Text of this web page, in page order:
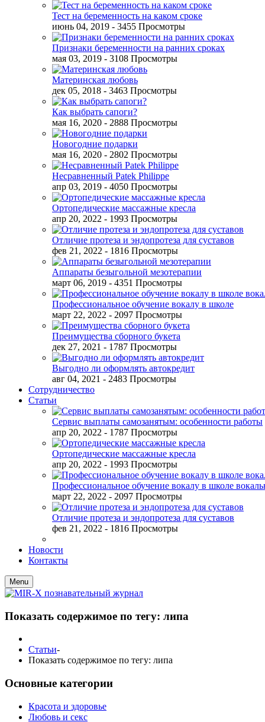
Тест на беременность на каком сроке
июнь 04, 2019 - 3455 Просмотры
Признаки беременности на ранних сроках
мая 03, 2019 - 3108 Просмотры
Материнская любовь
дек 05, 2018 - 3463 Просмотры
Как выбрать сапоги?
мая 16, 2020 - 2888 Просмотры
Новогодние подарки
мая 16, 2020 - 2802 Просмотры
Несравненный Patek Philippe
апр 03, 2019 - 4050 Просмотры
Ортопедические массажные кресла
апр 20, 2022 - 1993 Просмотры
Отличие протеза и эндопротеза для суставов
фев 21, 2022 - 1816 Просмотры
Аппараты безыгольной мезотерапии
март 06, 2019 - 4351 Просмотры
Профессиональное обучение вокалу в школе
март 22, 2022 - 2097 Просмотры
Преимущества сборного букета
дек 27, 2021 - 1787 Просмотры
Выгодно ли оформлять автокредит
авг 04, 2021 - 2483 Просмотры
Сотрудничество
Статьи
Сервис выплаты самозанятым: особенности работы
апр 20, 2022 - 1787 Просмотры
Ортопедические массажные кресла
апр 20, 2022 - 1993 Просмотры
Профессиональное обучение вокалу в школе
март 22, 2022 - 2097 Просмотры
Отличие протеза и эндопротеза для суставов
фев 21, 2022 - 1816 Просмотры
Новости
Контакты
Menu
Показать содержимое по тегу: липа
Статьи-
Показать содержимое по тегу: липа
Основные категории
Красота и здоровье
Любовь и секс